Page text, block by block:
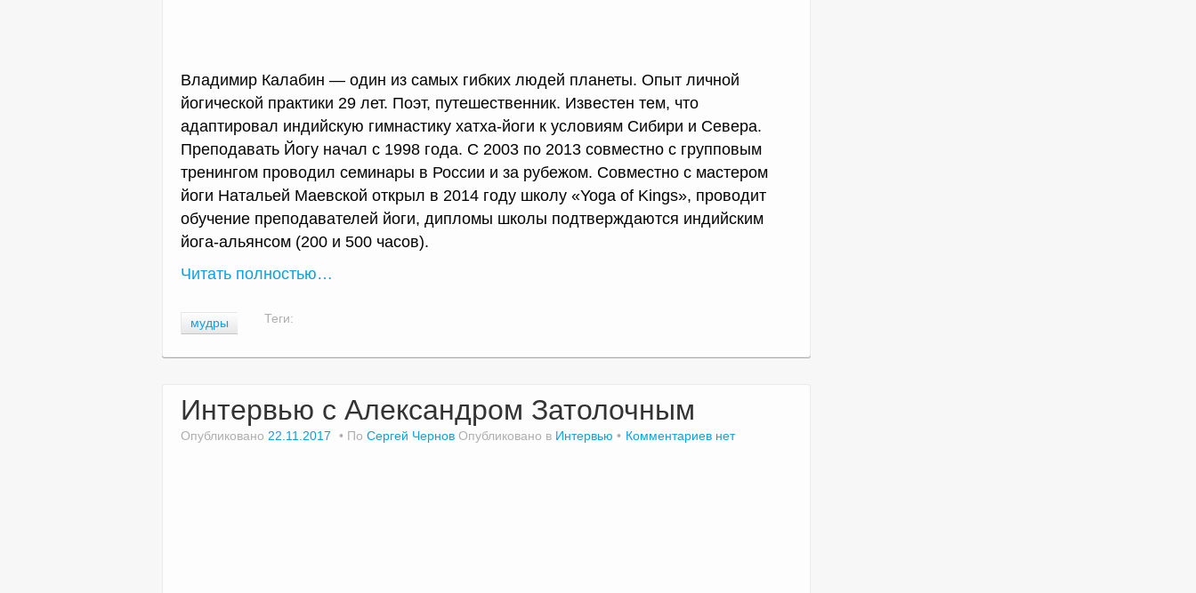
Владимир Калабин — один из самых гибких людей планеты. Опыт личной
йогической практики 29 лет. Поэт, путешественник. Известен тем, что
адаптировал индийскую гимнастику хатха-йоги к условиям Сибири и Севера.
Преподавать Йогу начал с 1998 года. С 2003 по 2013 совместно с групповым
тренингом проводил семинары в России и за рубежом. Совместно с мастером
йоги Натальей Маевской открыл в 2014 году школу «Yoga of Kings», проводит
обучение преподавателей йоги, дипломы школы подтверждаются индийским
йога-альянсом (200 и 500 часов).
Читать полностью…
Теги:
мудры
Интервью с Александром Затолочным
Опубликовано 22.11.2017 По Сергей Чернов Опубликовано в Интервью Комментариев нет